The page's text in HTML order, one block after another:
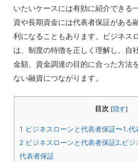
いたいケースには有効に紹介できる
資や長期資金には代表者保証がある
利になることもあります。ビジネス
は、制度の特徴を正しく理解し、自
金額、資金調達の目的に合った方法
ない融資につながります。
目次 [隠す]
1 ビジネスローンと代表者保証〜1.代
2ビジネスローンと代表者保証2.ビジ
代表者保証